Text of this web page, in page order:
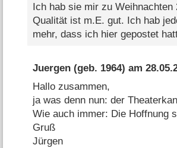
Ich hab sie mir zu
Qualität ist m.E. gut. Ich hab
mehr, dass ich hier gepostet
Juergen(geb. 1964) am
Hallo zusammen,
ja was denn nun: der
Wie auch immer: Die Hoffnung
Gruß
Jürgen